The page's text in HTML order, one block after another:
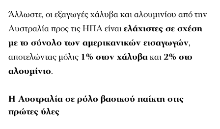
Άλλωστε, οι εξαγωγές χάλυβα και αλουμινίου από την
Αυστραλία προς τις ΗΠΑ είναιελάχιστες σε σχέση
με το σύνολο των αμερικανικών εισαγωγών,
αποτελώντας μόλις 1% στον χάλυβακαι2% στο
αλουμίνιο.
Η Αυστραλία σε ρόλο βασικού παίκτη στις
πρώτες ύλες